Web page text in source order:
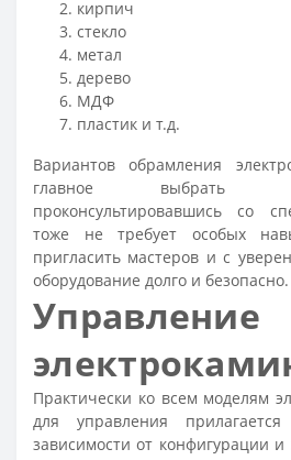
кирпич
стекло
метал
дерево
МДФ
пластик и т.д.
Вариантов обрамления
главное выбрать
проконсультировавшись со
тоже не требует особых
пригласить мастеров и с
оборудование долго и безопасно.
Управление
Практически ко всем моделям
для управления
зависимости от конфигурации